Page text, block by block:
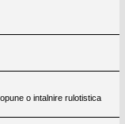
o intalnire rulotistica